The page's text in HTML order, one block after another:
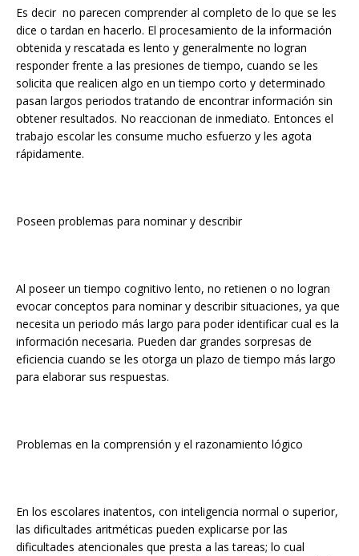
Es decir no parecen comprender al completo de lo que se les
dice o tardan en hacerlo. El procesamiento de la información
obtenida y rescatada es lento y generalmente no logran
responder frente a las presiones de tiempo, cuando se les
solicita que realicen algo en un tiempo corto y determinado
pasan largos periodos tratando de encontrar información sin
obtener resultados. No reaccionan de inmediato. Entonces el
trabajo escolar les consume mucho esfuerzo y les agota
rápidamente.
Poseen problemas para nominar y describir
Al poseer un tiempo cognitivo lento, no retienen o no logran
evocar conceptos para nominar y describir situaciones, ya que
necesita un periodo más largo para poder identificar cual es la
información necesaria. Pueden dar grandes sorpresas de
eficiencia cuando se les otorga un plazo de tiempo más largo
para elaborar sus respuestas.
Problemas en la comprensión y el razonamiento lógico
En los escolares inatentos, con inteligencia normal o superior,
las dificultades aritméticas pueden explicarse por las
dificultades atencionales que presta a las tareas; lo cual